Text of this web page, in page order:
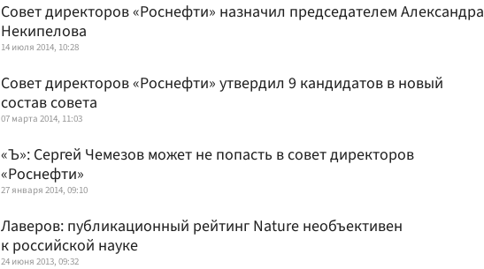
Совет директоров «Роснефти» назначил председателем Александра
Некипелова
14 июля 2014, 10:28
Совет директоров «Роснефти» утвердил 9 кандидатов в новый
состав совета
07 марта 2014, 11:03
«Ъ»: Сергей Чемезов может не попасть в совет директоров
«Роснефти»
27 января 2014, 09:10
Лаверов: публикационный рейтинг Nature необъективен
к российской науке
24 июня 2013, 09:32